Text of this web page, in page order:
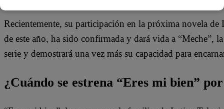
Recientemente, su participación en la próxima novela de
de este año, ha sido confirmada y dará vida a “Meche”,
serie y demostrará una vez más su capacidad para
¿Cuándo se estrena “Eres mi bien”